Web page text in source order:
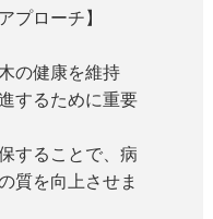
プローチ】
の健康を維持
するために重要
することで、病
質を向上させま